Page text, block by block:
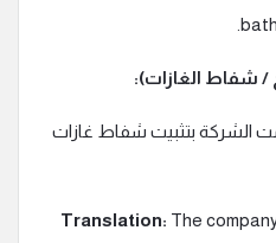
الشركة بتثبيت شفاط غازات
Translation: The